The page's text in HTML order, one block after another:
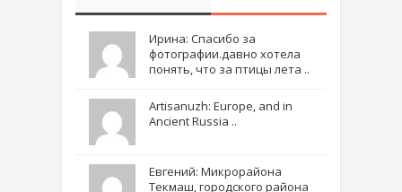
Ирина: Спасибо за
фотографии.давно хотела
понять, что за птицы лета ..
Artisanuzh: Europe, and in
Ancient Russia ..
Евгений: Микрорайона
Текмаш, городского района